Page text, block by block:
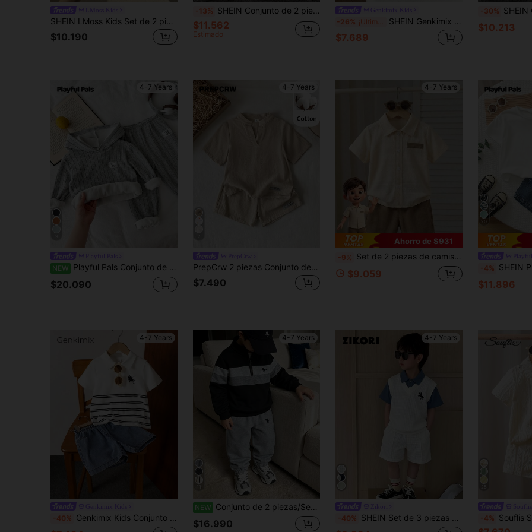
SHEIN LMoss Kids Set de 2 piezas de camiseta y pantalones cortos casuales con patrón geométrico tejido para niño
$10.190
-13% SHEIN Conjunto de 2 piezas para niños/niñas jóvenes, camiseta de manga corta a rayas y pantalones cortos de mezclilla, estilo casual de primavera/verano, atuendo de streetwear
$11.562
Estimado
-26% SHEIN Genkimix Kids Set de 2 piezas con parte superior de manga corta de cuello redondo con relieve de letras inglesas en tela de punto y pantalones cortos de mezclilla elásticos en la cintura para niño, minimalista y versátil, adecuado para actividades al aire libre de niños en primavera y verano
$7.689
-30% SHEIN Conjunto de 2 piezas para niños pequeños, camisa de manga corta
$10.213
4-7 Years
NEW Playful Pals Conjunto de sudadera con capucha y pantalones de chándal de manga larga, de punto acanalado cepillado de felpa, casual para niños en otoño/invierno
$20.090
4-7 Years
PrepCrw 2 piezas Conjunto de camisa de manga corta con cuello en V y pantalones cortos casuales para niños, adecuado para uso diario, vuelta al colegio, salidas, reuniones, festivales, primavera y otoño
$7.490
4-7 Years
Ahorro de $931
-9% Set de 2 piezas de camisa de polo de manga corta con patrón geométrico jacquard y pantalones cortos para niños pequeños, adecuado para uso diario al aire libre en verano
$9.059
20
-4% SHEIN Playful Pals 2 piezas Conjunto de camiseta de manga corta con cuello redondo y estampado gráfico de dinosaurio blanco estilo nuevo
$11.896
4-7 Years
-40% Genkimix Kids Conjunto de camisa polo y pantalones cortos de estilo colegial casual blanco con diseño de caballero y rayas para niños pequeños, adecuado para salidas diarias, actividades casuales, escuela, reuniones con amigos y vacaciones
4-7 Years
NEW Conjunto de 2 piezas/Set de sudadera con media cremallera, cuello alto y manga larga con estampado de dinosaurio y pantalones de chándal para niños, sudadera con bloques de color, tela suave y cómoda, adecuado para otoño/invierno, adecuado para niños de 4-7 años para uso diario, adecuado para deportes, salidas, escuela, temporada de vuelta al colegio, adecuado para el atuendo diario de los niños
$16.990
4-7 Years
-40% SHEIN Set de 3 piezas para niño: Chaleco azul marino, pantalones cortos y polo blanco de estilo universitario casual y versátil, adecuado para primavera y verano, vida diaria, deportes, campus, reuniones, festivales, fotografía, vuelta al colegio. -4% Souflis Souflis 2 piezas Conjunto de camisa de